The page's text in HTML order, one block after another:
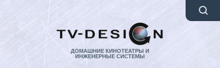
ДОМАШНИЕ КИНОТЕАТРЫ И
ИНЖЕНЕРНЫЕ СИСТЕМЫ